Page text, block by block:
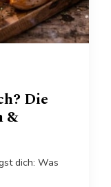
Die
&
dich: Was